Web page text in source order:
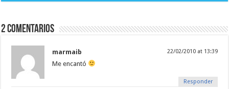
2 comentarios
marmaib 22/02/2010 at 13:39
Me encantó
Responder